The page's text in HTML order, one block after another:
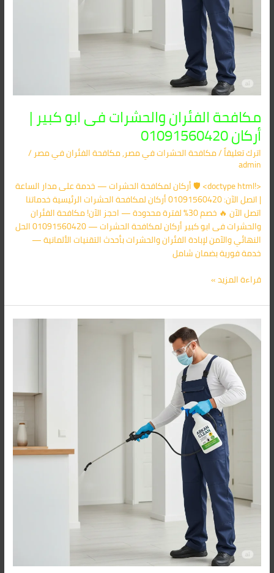
مكافحة الفئران والحشرات فى ابو كبير |
أركان 01091560420
اترك تعليقاً/مكافحة الحشرات في مصر,مكافحة الفئران​ في مصر/
admin
<!doctype html> 🛡️ أركان لمكافحة الحشرات — خدمة على مدار الساعة
| اتصل الآن: 01091560420 أركان لمكافحة الحشرات الرئيسية خدماتنا
اتصل الآن 🔥 خصم 30% لفترة محدودة — احجز الآن! مكافحة الفئران
والحشرات فى ابو كبير أركان لمكافحة الحشرات — 01091560420 الحل
النهائي والآمن لإبادة الفئران والحشرات بأحدث التقنيات الألمانية —
خدمة فورية بضمان شامل
قراءة المزيد »
أفضل
شركة
إبادة
حشرات
الفراش
الاسكندرية